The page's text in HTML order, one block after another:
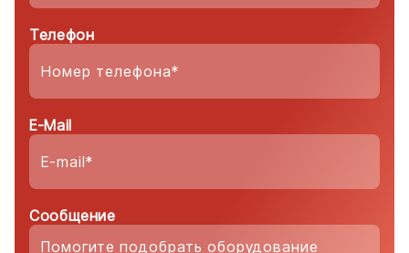
Телефон
E-Mail
Сообщение